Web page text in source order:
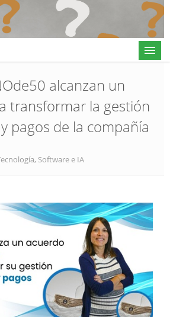
in
alcanzan un
transformar la gestión
pagos de la compañía
Software e IA